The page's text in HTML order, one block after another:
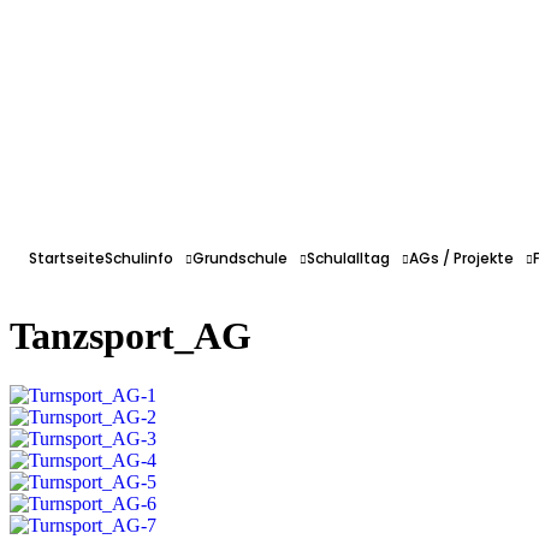
StartseiteSchulinfo Grundschule Schulalltag AGs / Projekte
Tanzsport_AG